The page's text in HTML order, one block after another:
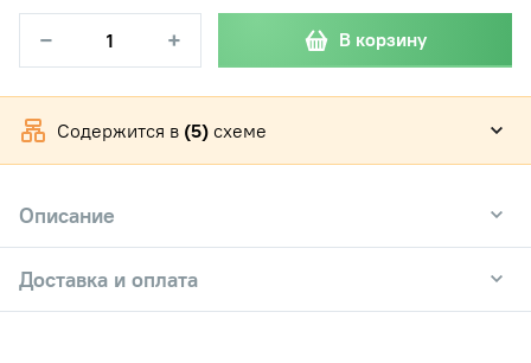
− + В корзину
Содержится в (5) схеме
Описание
Доставка и оплата